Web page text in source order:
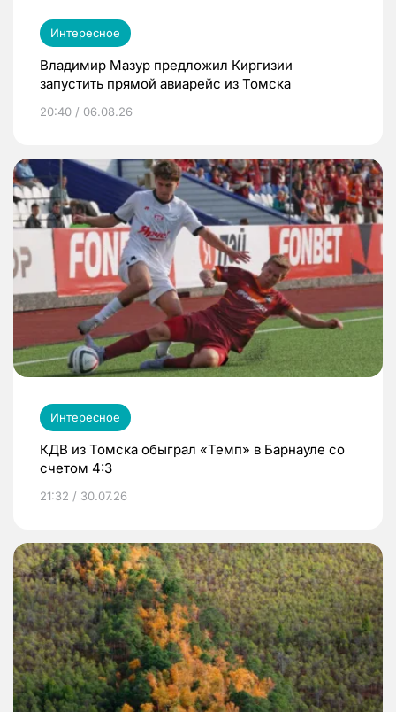
Интересное
Владимир Мазур предложил Киргизии
запустить прямой авиарейс из Томска
20:40 / 06.08.26
Интересное
КДВ из Томска обыграл «Темп» в Барнауле со
счетом 4:3
21:32 / 30.07.26